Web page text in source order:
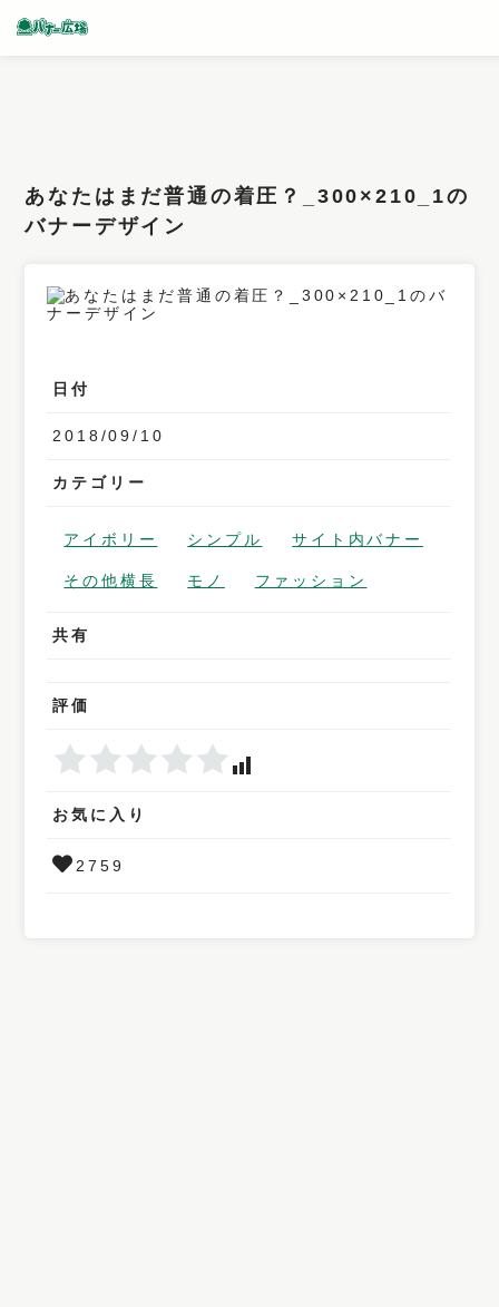
フィルター
カラー
デザイン
タイプ
要素
あなたはまだ普通の着圧？_300×210_1の
バナーデザイン
日付
2018/09/10
カテゴリー
アイボリー シンプル サイト内バナー
その他横長 モノ ファッション
共有
評価
お気に入り
2759